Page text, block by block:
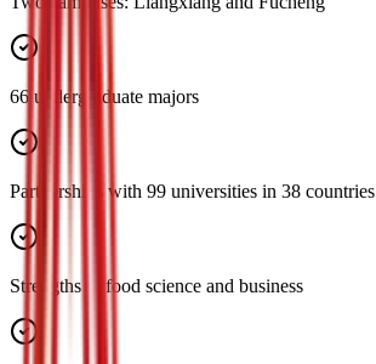
66 undergraduate majors
Partnerships with 99 universities in 38 countries
Strengths in food science and business